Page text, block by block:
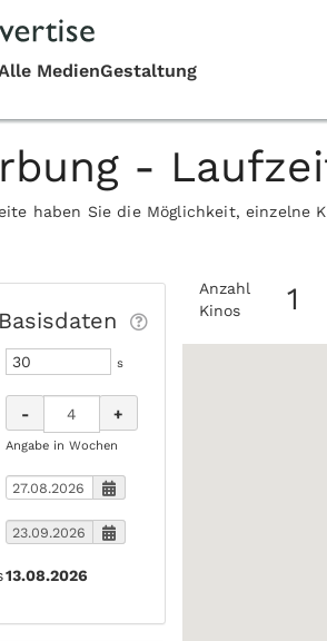
-
haben Sie die Möglichkeit, einzelne
s
- +
Angabe in Wochen
13.08.2026
Anzahl
Kinos
1